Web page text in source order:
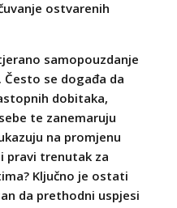
ostvarenih
samopouzdanje
se događa da
dobitaka,
te zanemaruju
na promjenu
pravi trenutak za
Ključno je ostati
da prethodni uspjesi